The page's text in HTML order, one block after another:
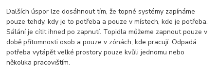
Dalších úspor lze dosáhnout tím, že topné systémy zapínáme
pouze tehdy, kdy je to potřeba a pouze v místech, kde je potřeba.
Sálání je cítit ihned po zapnutí. Topidla můžeme zapnout pouze v
době přítomnosti osob a pouze v zónách, kde pracují. Odpadá
potřeba vytápět velké prostory pouze kvůli jednomu nebo
několika pracovištím.